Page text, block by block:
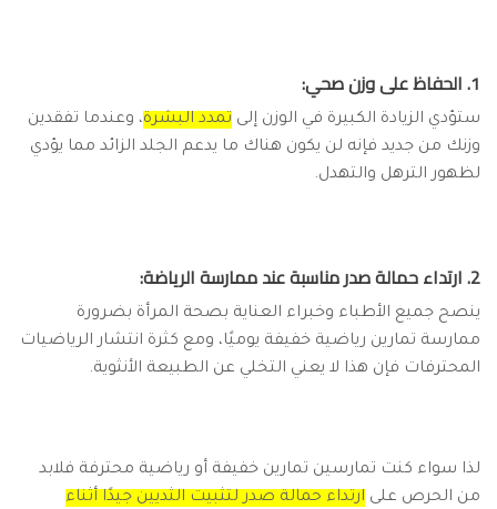
1. الحفاظ على وزن صحي:
ستؤدي الزيادة الكبيرة في الوزن إلى تمدد البشرة، وعندما تفقدين
وزنك من جديد فإنه لن يكون هناك ما يدعم الجلد الزائد مما يؤدي
لظهور الترهل والتهدل.
2. ارتداء حمالة صدر مناسبة عند ممارسة الرياضة:
ينصح جميع الأطباء وخبراء العناية بصحة المرأة بضرورة
ممارسة تمارين رياضية خفيفة يوميًا، ومع كثرة انتشار الرياضيات
المحترفات فإن هذا لا يعني التخلي عن الطبيعة الأنثوية.
لذا سواء كنت تمارسين تمارين خفيفة أو رياضية محترفة فلابد
من الحرص على ارتداء حمالة صدر لتثبيت الثديين جيدًا أثناء